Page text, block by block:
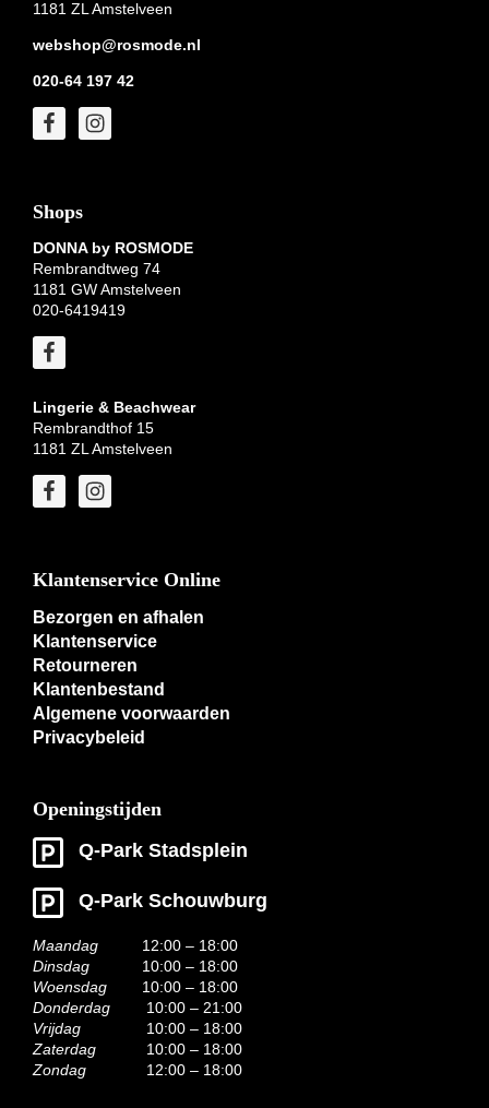
1181 ZL Amstelveen
webshop@rosmode.nl
020-64 197 42
Shops
DONNA by ROSMODE
Rembrandtweg 74
1181 GW Amstelveen
020-6419419
Lingerie & Beachwear
Rembrandthof 15
1181 ZL Amstelveen
Klantenservice Online
Bezorgen en afhalen
Klantenservice
Retourneren
Klantenbestand
Algemene voorwaarden
Privacybeleid
Openingstijden
Q-Park Stadsplein
Q-Park Schouwburg
Maandag
12:00 – 18:00
Dinsdag
10:00 – 18:00
Woensdag
10:00 – 18:00
Donderdag
10:00 – 21:00
Vrijdag
10:00 – 18:00
Zaterdag
10:00 – 18:00
Zondag
12:00 – 18:00